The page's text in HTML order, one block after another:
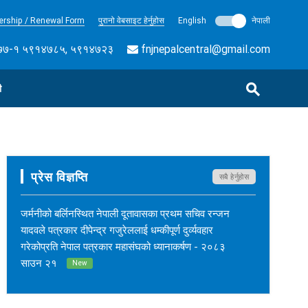
/ Renewal Form पुरानो वेबसाइट हेर्नुहोस English नेपाली
१ ५९१४७८५, ५९१४७२३ fnjnepalcentral@gmail.com
प्रेस विज्ञप्ति सबै हेर्नुहोस
जर्मनीको बर्लिनस्थित नेपाली दूतावासका प्रथम सचिव रन्जन
यादवले पत्रकार दीपेन्द्र गजुरेललाई धम्कीपूर्ण दुर्व्यवहार
गरेकोप्रति नेपाल पत्रकार महासंघको ध्यानाकर्षण - २०८३
साउन २१
New
नेपाल कर्म अनलाइनका सम्पादक सुशीलकुमार खड्काको